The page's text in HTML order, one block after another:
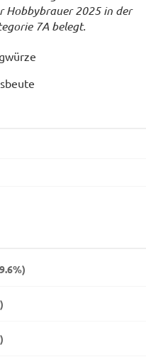
Hobbybrauer 2025 in der
7A belegt.